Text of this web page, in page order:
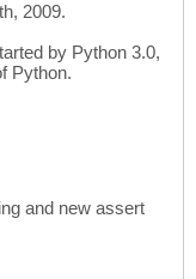
2009.
by Python 3.0,
Python.
and new assert